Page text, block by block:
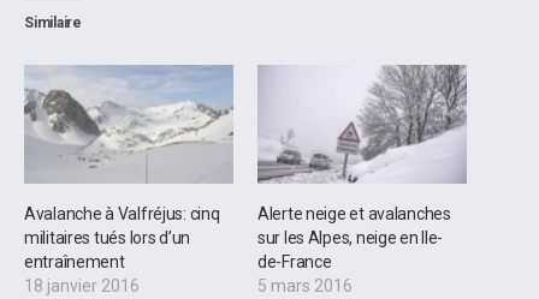
Similaire
Avalanche à Valfréjus: cinq
militaires tués lors d’un
entraînement
18 janvier 2016
Alerte neige et avalanches
sur les Alpes, neige en Ile-
de-France
5 mars 2016